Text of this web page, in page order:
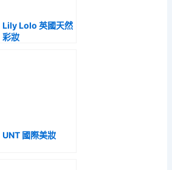
Lily Lolo 英國天然
彩妝
UNT 國際美妝